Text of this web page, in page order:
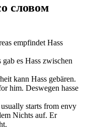
словом
empfindet Hass
gab es Hass zwischen
kann Hass gebären.
him. Deswegen hasse
starts from envy
Nichts auf. Er